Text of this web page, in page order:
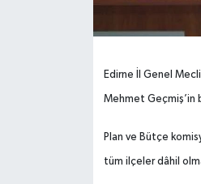
Edirne İl Genel
Mehmet Geçmiş’in
Plan ve Bütçe
tüm ilçeler dâhil